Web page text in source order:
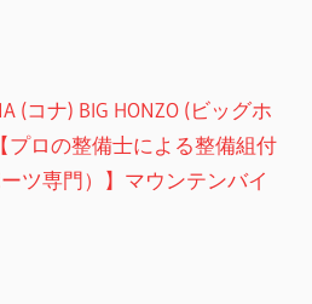
(コナ) BIG HONZO (ビッグホ
プロの整備士による整備組付
ツ専門）】マウンテンバイ